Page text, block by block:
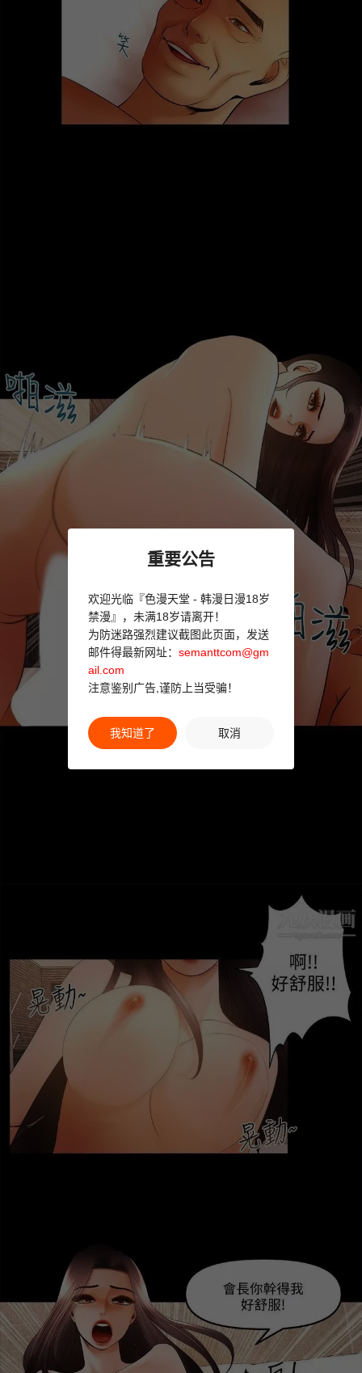
重要公告
欢迎光临『色漫天堂 - 韩漫日漫18岁
禁漫』，未满18岁请离开！
为防迷路强烈建议截图此页面，发送
邮件得最新网址： semanttcom@gm
ail.com
注意鉴别广告,谨防上当受骗！
我知道了 取消